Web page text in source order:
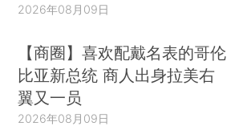
2026年08月09日
【商圈】喜欢配戴名表的哥伦
比亚新总统 商人出身拉美右
翼又一员
2026年08月09日